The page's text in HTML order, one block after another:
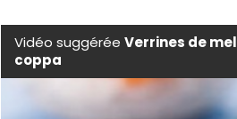
Vidéo suggéréeVerrines de
coppa